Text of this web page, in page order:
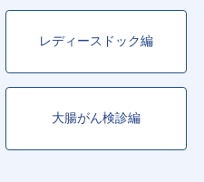
レディースドック編
大腸がん検診編